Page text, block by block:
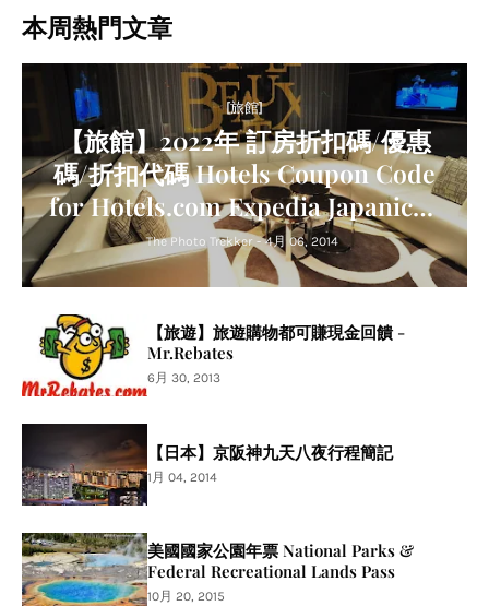
本周熱門文章
[旅館]
【旅館】2022年 訂房折扣碼/優惠
碼/折扣代碼 Hotels Coupon Code
for Hotels.com Expedia Japanican
Agoda Trip.com Relux
The Photo Trekker - 4月 06, 2014
【旅遊】旅遊購物都可賺現金回饋 -
Mr.Rebates
6月 30, 2013
【日本】京阪神九天八夜行程簡記
1月 04, 2014
美國國家公園年票 National Parks &
Federal Recreational Lands Pass
10月 20, 2015